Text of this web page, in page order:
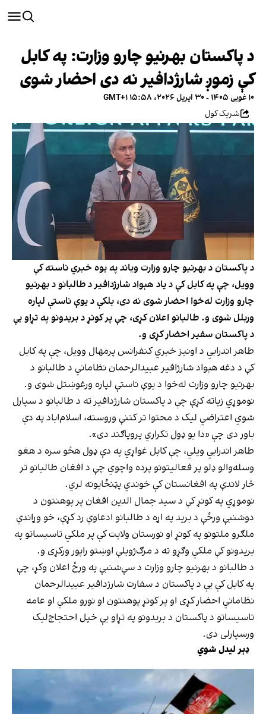
د پاکستان بهرنیو چارو وزارت: په کابل
کې زموږ شارژدافیر نه دی احضار شوی
۱۰ غویی ۱۴۰۵ - ۳۰ اپریل ۲۰۲۶، ۱۵:۵۸ GMT+۱
شریک کول
د پاکستان د بهرنیو چارو وزارت ویاند په یوه خبري ناسته کې
وویل، چې په کابل کې د یاد هېواد شارژدافیر د طالبانو د بهرنیو
چارو وزارت له‌خوا احضار شوی نه دی، بلکې د یوې ناستې لپاره
وربلل شوی و. طالبانو اعلان کړی، چې پر کونړ د بریدونو په تړاو یې
د پاکستان سفیر احضار کړی و.
طاهر اندرابي د اونیز خبري کنفرانس پرمهال وویل، چې په کابل
کې د دغه هېواد شارژافیر عبیدالرحمان نظاماني د طالبانو د
بهرنیو چارو وزارت له‌خوا د یوې ناستې لپاره ورغوښتل شوی و.
نوموړي زیاته کړې چې د پاکستان شارژدافیر ته د طالبانو د سپارل
شوي اعتراضي لیک د محتوا تر کتنې وروسته، اسلام‌اباد په دې
باور دی چې «دا یو ډول تکراري پروپاګند دی».
طاهر اندرابي ویلي، چې کابل غواړي په دې ډول هڅو سره د هغو
وسله‌والو ډلو پر فعالیتونو پرده واچوي چې د افغان طالبانو تر
څار لاندې په افغانستان کې خوندي پټنځایونه لري.
نوموړي په کونړ کې د سید جمال الدین افغان پر پوهنتون د
دوشنبې ورځې د برید په اړه د طالبانو ادعاوې رد کړې، خو وړاندې
ملګرو ملتونو په کونړ او نورستان ولایت کې پر ملکي تاسیساتو په
بریدونو کې ملکي وګړو ته د مرګ‌ژوبلې اوښتو راپور ورکړی و.
د طالبانو د بهرنیو چارو وزارت د سې‌شنبې په ورځ اعلان وکړ، چې
په کابل کې یې د پاکستان د سفارت شارژدافیر عبیدالرحمان
نظاماني احضار کړی او پر کونړ پوهنتون او نورو ملکي او عامه
تاسیساتو د پاکستان د بریدونو په تړاو یې خپل احتجاج‌لیک
ورسپارلی دی.
ډېر لیدل شوي